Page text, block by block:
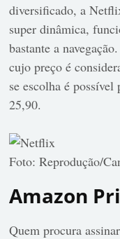
diversificado, a
super dinâmica,
bastante a
cujo preço é
se escolha é
25,90.
Foto: Reprodução/
Amazon
Quem procura